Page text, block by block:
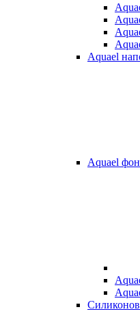
Aquael
Aquael